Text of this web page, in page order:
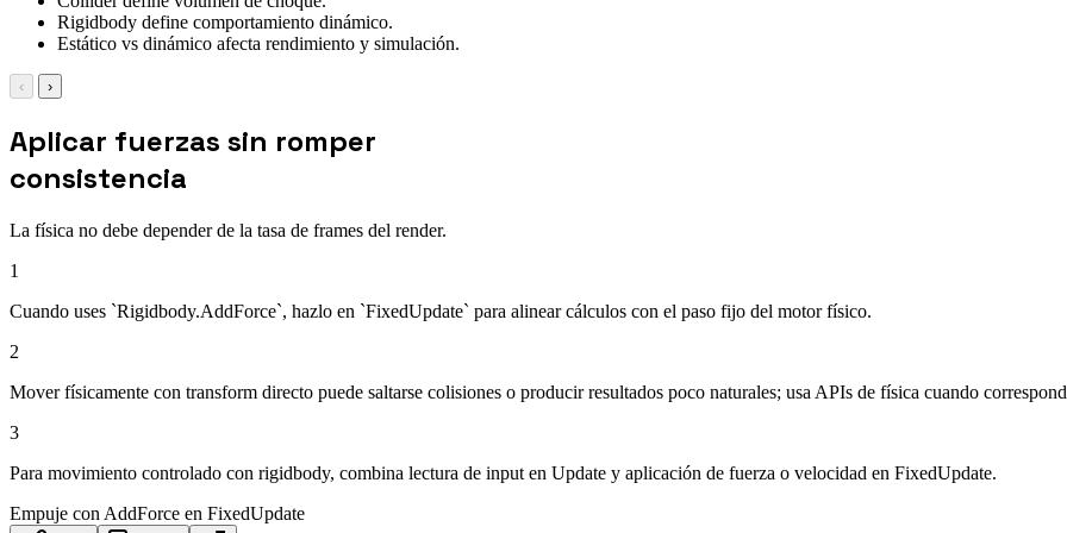
Rigidbody define comportamiento dinámico.
Estático vs dinámico afecta rendimiento y simulación.
‹ ›
Aplicar fuerzas sin romper
consistencia
La física no debe depender de la tasa de frames del render.
1
Cuando uses `Rigidbody.AddForce`, hazlo en `FixedUpdate` para alinear cálculos con el paso fijo del motor físico.
2
Mover físicamente con transform directo puede saltarse colisiones o producir resultados poco naturales; usa APIs de física cuando
3
Para movimiento controlado con rigidbody, combina lectura de input en Update y aplicación de fuerza o velocidad en FixedUpdate.
Empuje con AddForce en FixedUpdate